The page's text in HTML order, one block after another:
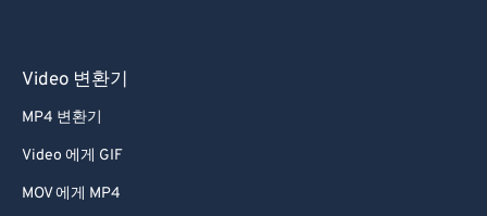
Video 변환기
MP4 변환기
Video 에게 GIF
MOV 에게 MP4